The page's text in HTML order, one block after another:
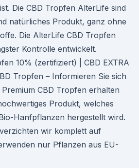
Die CBD Tropfen AlterLife sind
natürliches Produkt, ganz ohne
Die AlterLife CBD Tropfen
Kontrolle entwickelt.
10% (zertifiziert) | CBD EXTRA
Tropfen – Informieren Sie sich
CBD Tropfen erhalten
Produkt, welches
Hanfpflanzen hergestellt wird.
wir komplett auf
nur Pflanzen aus EU-